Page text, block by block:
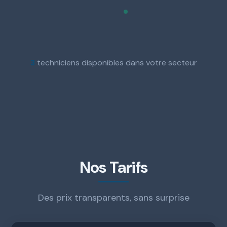
3 techniciens disponibles dans votre secteur
Nos Tarifs
Des prix transparents, sans surprise